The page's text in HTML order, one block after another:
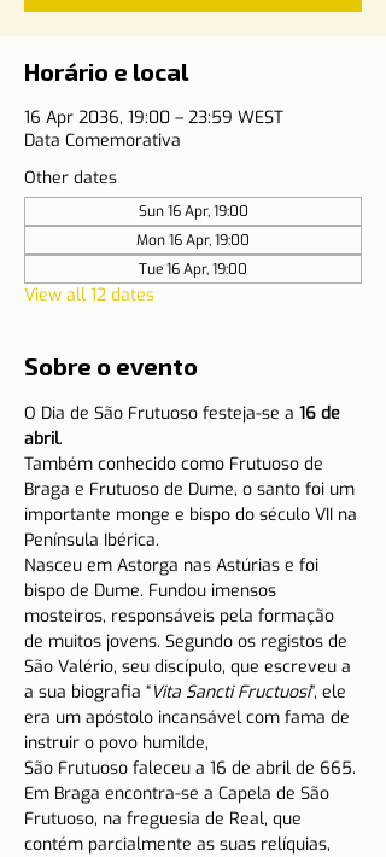
Horário e local
16 Apr 2036, 19:00 – 23:59 WEST
Data Comemorativa
Other dates
Sun 16 Apr, 19:00
Mon 16 Apr, 19:00
Tue 16 Apr, 19:00
View all 12 dates
Sobre o evento
O Dia de São Frutuoso festeja-se a 16 de
abril.
Também conhecido como Frutuoso de
Braga e Frutuoso de Dume, o santo foi um
importante monge e bispo do século VII na
Península Ibérica.
Nasceu em Astorga nas Astúrias e foi
bispo de Dume. Fundou imensos
mosteiros, responsáveis pela formação
de muitos jovens. Segundo os registos de
São Valério, seu discípulo, que escreveu a
a sua biografia “Vita Sancti Fructuosi”, ele
era um apóstolo incansável com fama de
instruir o povo humilde,
São Frutuoso faleceu a 16 de abril de 665.
Em Braga encontra-se a Capela de São
Frutuoso, na freguesia de Real, que
contém parcialmente as suas relíquias,